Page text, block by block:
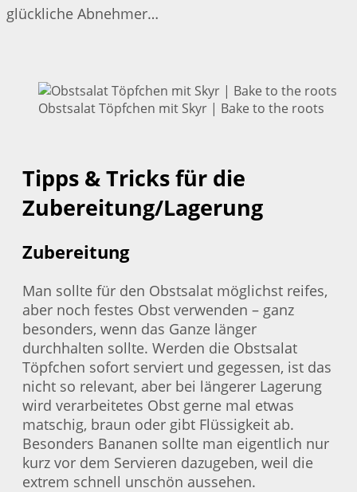
glückliche Abnehmer…
Obstsalat Töpfchen mit Skyr | Bake to the roots
Tipps & Tricks für die
Zubereitung/Lagerung
Zubereitung
Man sollte für den Obstsalat möglichst reifes,
aber noch festes Obst verwenden – ganz
besonders, wenn das Ganze länger
durchhalten sollte. Werden die Obstsalat
Töpfchen sofort serviert und gegessen, ist das
nicht so relevant, aber bei längerer Lagerung
wird verarbeitetes Obst gerne mal etwas
matschig, braun oder gibt Flüssigkeit ab.
Besonders Bananen sollte man eigentlich nur
kurz vor dem Servieren dazugeben, weil die
extrem schnell unschön aussehen.